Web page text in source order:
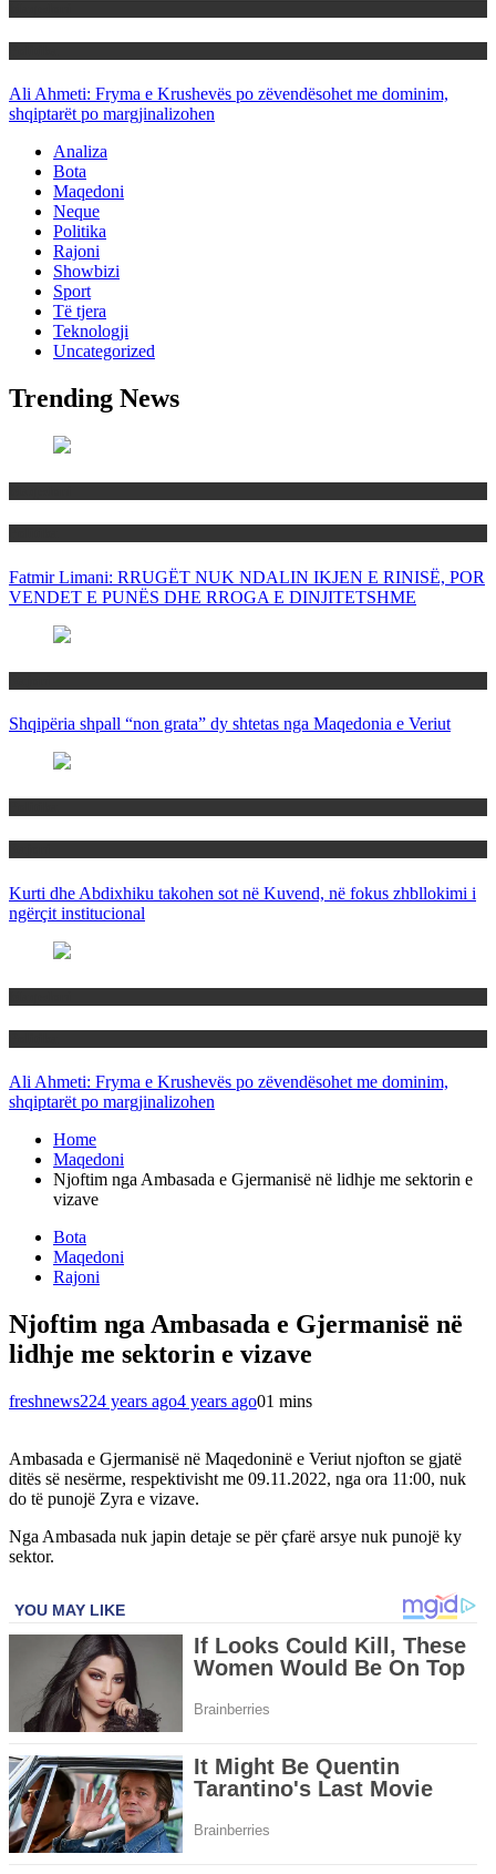
Ali Ahmeti: Fryma e Krushevës po zëvendësohet me dominim,
shqiptarët po margjinalizohen
Analiza
Bota
Maqedoni
Neque
Politika
Rajoni
Showbizi
Sport
Të tjera
Teknologji
Uncategorized
Trending News
Fatmir Limani: RRUGËT NUK NDALIN IKJEN E RINISË, POR
VENDET E PUNËS DHE RROGA E DINJITETSHME
Shqipëria shpall “non grata” dy shtetas nga Maqedonia e Veriut
Kurti dhe Abdixhiku takohen sot në Kuvend, në fokus zhbllokimi i
ngërçit institucional
Ali Ahmeti: Fryma e Krushevës po zëvendësohet me dominim,
shqiptarët po margjinalizohen
Home
Maqedoni
Njoftim nga Ambasada e Gjermanisë në lidhje me sektorin e
vizave
Bota
Maqedoni
Rajoni
Njoftim nga Ambasada e Gjermanisë në
lidhje me sektorin e vizave
freshnews224 years ago4 years ago01 mins
Ambasada e Gjermanisë në Maqedoninë e Veriut njofton se gjatë
ditës së nesërme, respektivisht me 09.11.2022, nga ora 11:00, nuk
do të punojë Zyra e vizave.
Nga Ambasada nuk japin detaje se për çfarë arsye nuk punojë ky
sektor.